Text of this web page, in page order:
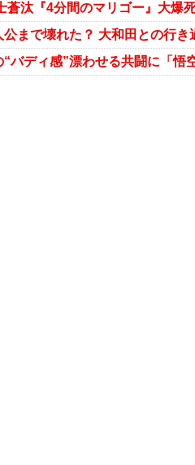
蒼汰『4分間のマリゴー』大爆